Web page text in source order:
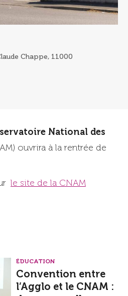
Chappe, 11000
National des
ouvrira à la rentrée de
le site de la CNAM
ÉDUCATION
Convention entre
l’Agglo et le CNAM :